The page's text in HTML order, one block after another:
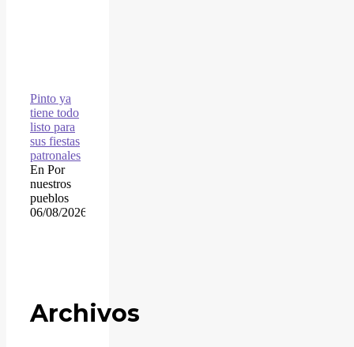
Pinto ya
tiene todo
listo para
sus fiestas
patronales
En Por
nuestros
pueblos
06/08/2026
Archivos